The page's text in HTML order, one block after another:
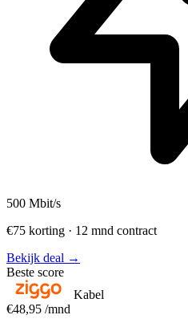
500 Mbit/s
€75 korting · 12 mnd contract
Bekijk deal →
Beste score
Kabel
€48,95 /mnd